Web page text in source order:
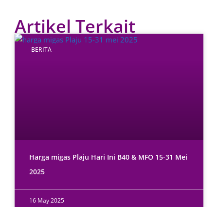
Artikel Terkait
BERITA
Harga migas Plaju Hari Ini B40 & MFO 15-31 Mei
2025
16 May 2025